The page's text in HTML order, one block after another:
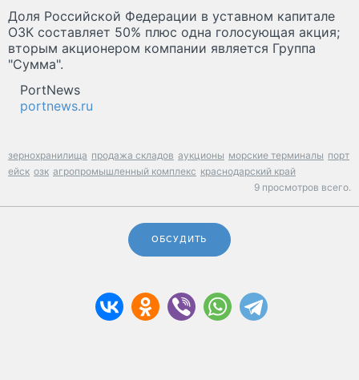
Доля Российской Федерации в уставном капитале
ОЗК составляет 50% плюс одна голосующая акция;
вторым акционером компании является Группа
"Сумма".
PortNews
portnews.ru
зернохранилища продажа складов аукционы морские терминалы порт
ейск озк агропромышленный комплекс краснодарский край
9 просмотров всего.
ОБСУДИТЬ